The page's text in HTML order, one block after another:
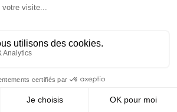
20,00€– 40,00€